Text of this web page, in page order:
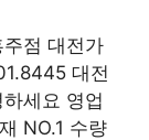
점 대전가
대전
세요 영업
NO.1 수량